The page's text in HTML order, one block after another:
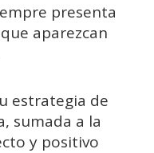
presenta
aparezcan
estrategia de
sumada a la
y positivo